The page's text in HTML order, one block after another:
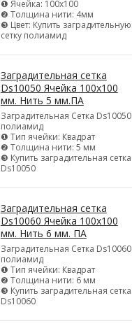
❶ Ячейка: 100х100
❷ Толщина нити: 4мм
❸ Цвет: Купить заградительную
сетку полиамид
Заградительная сетка
Ds10050 Ячейка 100х100
мм. Нить 5 мм.ПА
Заградительная Сетка Ds10050
полиамид
❶ Тип ячейки: Квадрат
❷ Толщина нити: 5 мм
❸ Купить заградительная сетка
Ds10050
Заградительная сетка
Ds10060 Ячейка 100х100
мм. Нить 6 мм. ПА
Заградительная Сетка Ds10060
полиамид
❶ Тип ячейки: Квадрат
❷ Толщина нити: 6 мм
❸ Купить заградительная сетка
Ds10060